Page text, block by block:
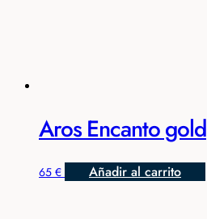
Aros Encanto gold
65 € Añadir al carrito